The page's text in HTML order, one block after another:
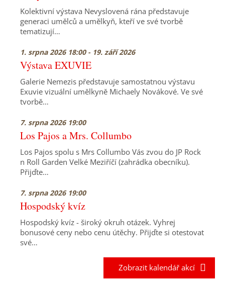
Kolektivní výstava Nevyslovená rána představuje
generaci umělců a umělkyň, kteří ve své tvorbě
tematizují…
1. srpna 2026 18:00 - 19. září 2026
Výstava EXUVIE
Galerie Nemezis představuje samostatnou výstavu
Exuvie vizuální umělkyně Michaely Novákové. Ve své
tvorbě…
7. srpna 2026 19:00
Los Pajos a Mrs. Collumbo
Los Pajos spolu s Mrs Collumbo Vás zvou do JP Rock
n Roll Garden Velké Meziříčí (zahrádka obecníku).
Přijďte…
7. srpna 2026 19:00
Hospodský kvíz
Hospodský kvíz - široký okruh otázek. Vyhrej
bonusové ceny nebo cenu útěchy. Přijďte si otestovat
své…
Zobrazit kalendář akcí